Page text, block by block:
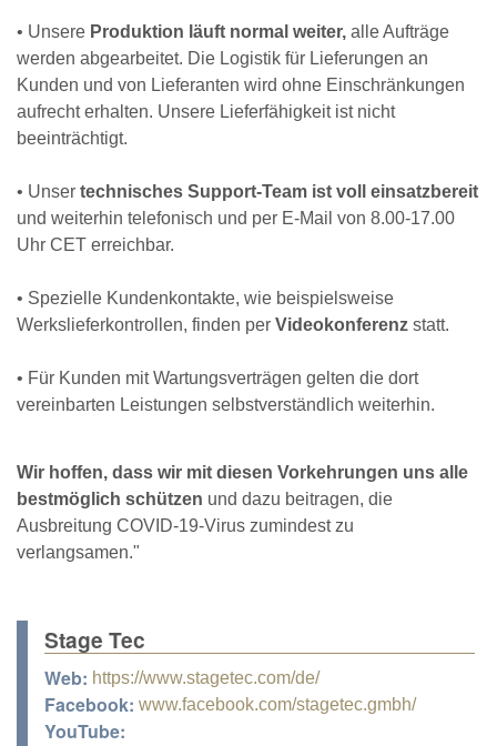
• Unsere Produktion läuft normal weiter, alle Aufträge
werden abgearbeitet. Die Logistik für Lieferungen an
Kunden und von Lieferanten wird ohne Einschränkungen
aufrecht erhalten. Unsere Lieferfähigkeit ist nicht
beeinträchtigt.
• Unser technisches Support-Team ist voll einsatzbereit
und weiterhin telefonisch und per E-Mail von 8.00-17.00
Uhr CET erreichbar.
• Spezielle Kundenkontakte, wie beispielsweise
Werkslieferkontrollen, finden per Videokonferenz statt.
• Für Kunden mit Wartungsverträgen gelten die dort
vereinbarten Leistungen selbstverständlich weiterhin.
Wir hoffen, dass wir mit diesen Vorkehrungen uns alle
bestmöglich schützen und dazu beitragen, die
Ausbreitung COVID-19-Virus zumindest zu
verlangsamen."
Stage Tec
Web: https://www.stagetec.com/de/
Facebook: www.facebook.com/stagetec.gmbh/
YouTube: